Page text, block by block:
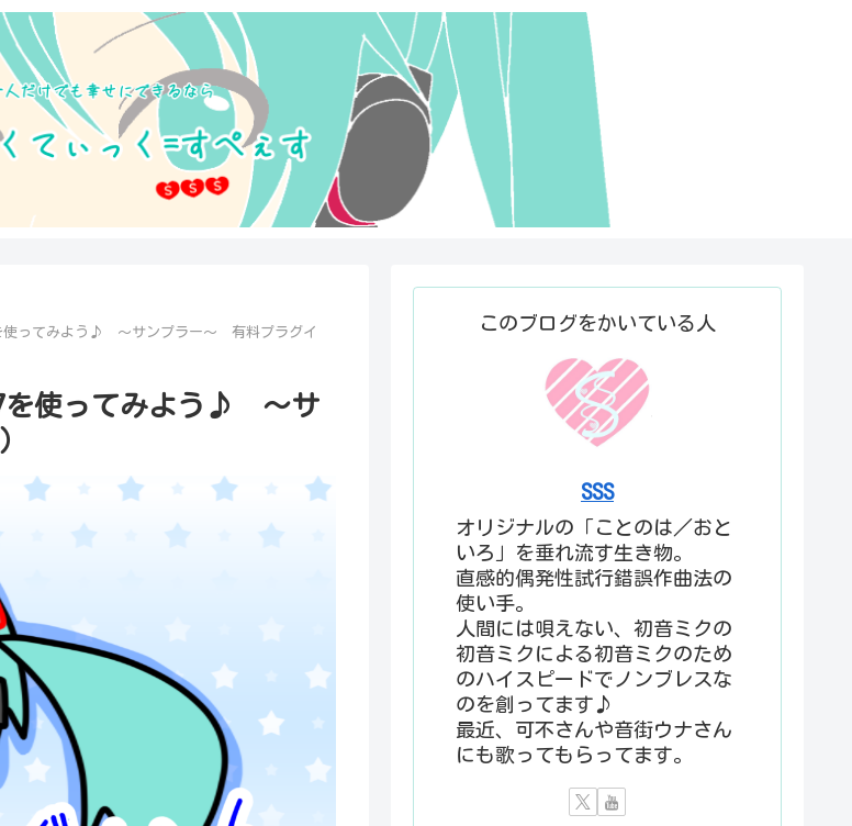
を使ってみよう♪ ～サンプラー～ 有料プラグイ
を使ってみよう♪ ～サ
）
このブログをかいている人
SSS
オリジナルの「ことのは／おと
いろ」を垂れ流す生き物。
直感的偶発性試行錯誤作曲法の
使い手。
人間には唄えない、初音ミクの
初音ミクによる初音ミクのため
のハイスピードでノンブレスな
のを創ってます♪
最近、可不さんや音街ウナさん
にも歌ってもらってます。